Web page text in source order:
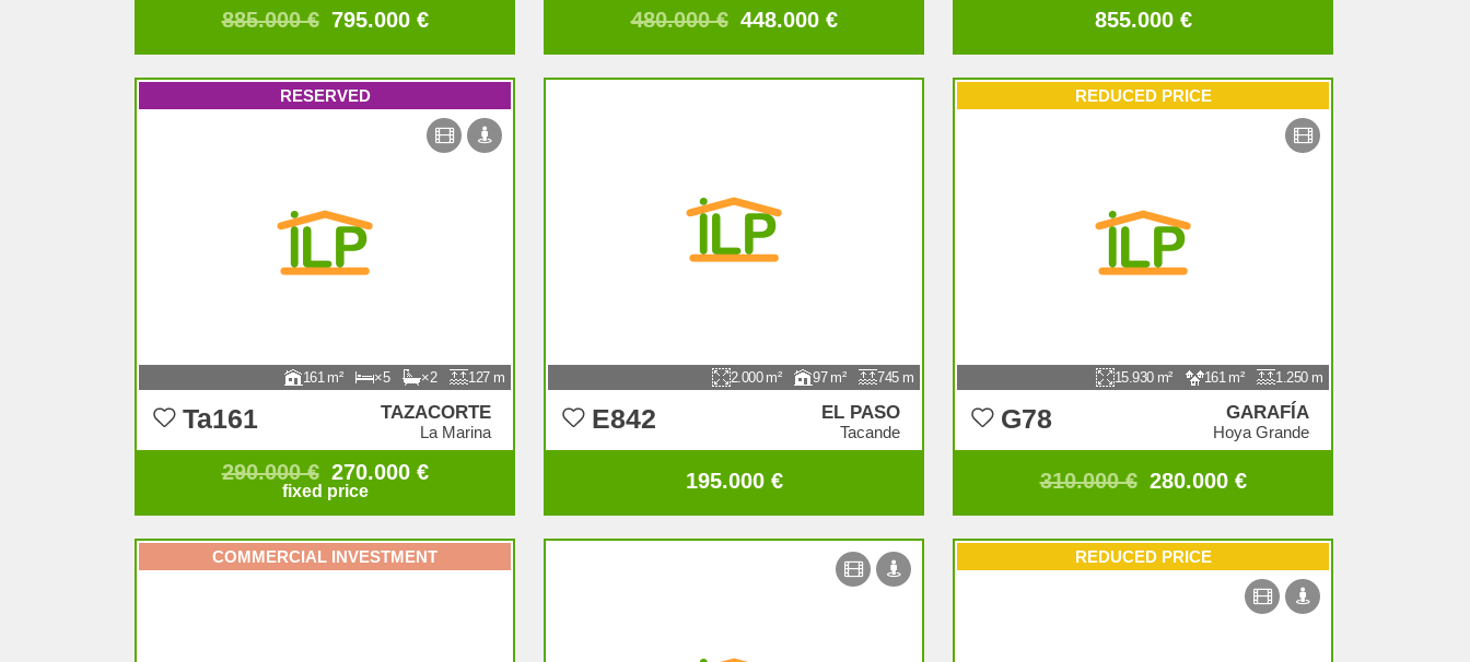
885.000 € 795.000 € 480.000 € 448.000 € 855.000 €
161 5 2 127
Ta161 TAZACORTE
La Marina
290.000 € 270.000 €
fixed price
RESERVED
2.000 97 745
E842 EL PASO
Tacande
195.000 €
15.930 161 1.250
G78 GARAFÍA
Hoya Grande
310.000 € 280.000 €
REDUCED PRICE
COMMERCIAL INVESTMENT REDUCED PRICE